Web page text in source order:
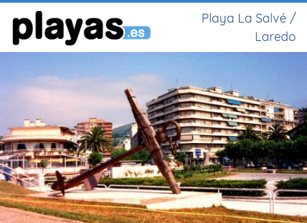
Playa La Salvé /
Laredo